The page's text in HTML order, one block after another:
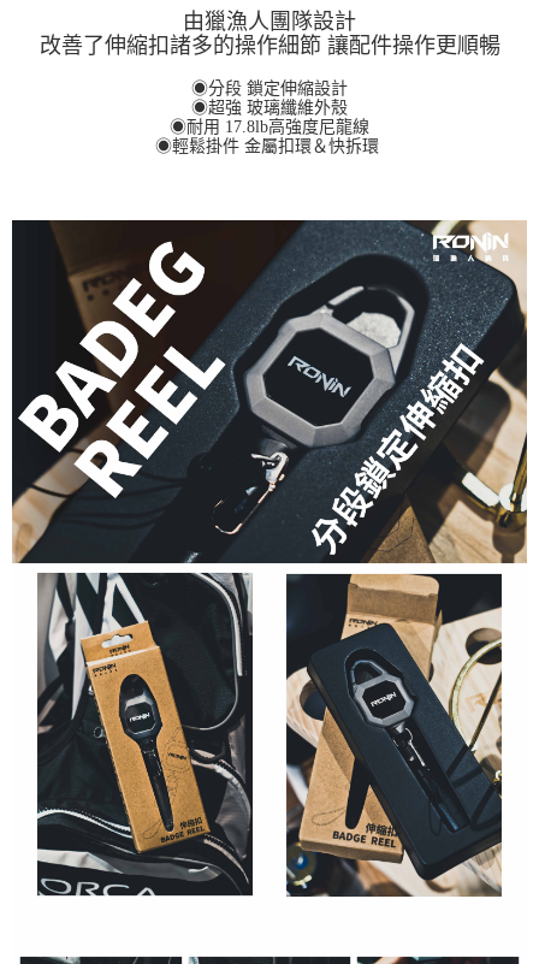
消。如遇「轉專審核」未通過狀況，表示未達大哥付你分期系統評分，恕無
法說明評估內容。
1.分期款項不併入電信帳單，「大哥付你分期」於每月結算日後寄送繳費提
2.透過簡訊連結打開帳單後，可選擇「超商條碼／台灣大直營門市／銀行轉
帳／街口支付／iPASS MONEY」等通路繳費。
1.本服務係由「台灣大哥大股份有限公司」（以下簡稱本公司）所提供，讓
用戶於交易時，得透過本服務購買商品或服務，並由商店將買賣／分期付款
買賣價金債權讓與本公司後，依約使用本公司帳單繳交帳款。
2.基於同意付款使用「大哥付你分期」之契約關係目的，商店將以您的個人
資料（包含姓名、電話或地址）提供予台灣大哥大進項蒐集、處理及利用，
由本公司與您本人進行分期帳單所需資料之確認、核對及更正。
3.完整用戶服務條款，請詳閱以下連結：https://oppay.tw/userRule
１．簡單：不需註冊會員、不需綁卡、不需儲值。
２．便利：只要手機號碼，簡訊認證，即可結帳。
３．安心：先確認商品／服務後，再付款。
【「AFTEE先享後付」結帳流程】
１．於結帳方式選擇「AFTEE先享後付」後，將跳轉至「AFTEE先享後付」
結帳頁面，進行簡訊認證並確認金額後，即可完成結帳。
※ 請注意：結帳手續完成當下不需立刻繳費，但若您需要取消訂單，請聯絡
購買商品的店家。未經商家同意取消之訂單仍視為有效，需透過AFTEE先享
後付繳納相關費用。
※ 交易是否成功請以「AFTEE先享後付 」之結帳頁面顯示為準，若有關於
是否繳費成功／繳費後需取消欲退款等相關疑問，請聯繫「AFTEE先享後付
客戶支援中心」https://netprotections.freshdesk.com/support/home
【注意事項】
１．透過由恩沛科技股份有限公司提供之「AFTEE先享後付」服務完成之交
易，需依本服務之必要範圍內提供個人資料，並將交易相關給付款項請求債
權轉讓予恩沛科技股份有限公司。
２．關於個人資料處理事宜，請瀏覽以下網址：
https://aftee.tw/terms/#terms3
３．未成年的使用者請事先徵得法定代理人或監護人之同意方可使用
「AFTEE先享後付」，若未經同意申辦者引起之損失，本公司不負相關責
任。
４．使用「AFTEE先享後付」時，將依據個別帳號之用戶狀況，依本公司即
時審查核予不同之上限額度；若仍有額度不足之情形，本公司將視審查結果
請求用戶進行身份認證。
５．嚴禁一人註冊多個帳號或使用他人資訊註冊。若發現惡意使用之情形，
恩沛科技股份有限公司將有權停止該用戶之使用額度並採取法律行動。
每筆NT$60，滿NT$1,200(含以上)免運費
7-11取貨付款
每筆NT$60，滿NT$1,200(含以上)免運費
付款後7-11取貨
每筆NT$60，滿NT$1,200(含以上)免運費
一般宅配（門市自取請勿下單，請聯繫客服）
每筆NT$100，滿NT$2,000(含以上)免運費
離島一般宅配
每筆NT$200，滿NT$2,000(含以上)免運費
貨到付款（門市自取請勿下單，請聯繫客服）
每筆NT$200，滿NT$3,000(含以上)免運費
國家/地區配送(**下單前請私訊客服確認實際運費(運費另
計)，訂單才得以成立**)
查看運費
由獵漁人團隊設計
改善了伸縮扣諸多的操作細節 讓配件操作更順暢
◉分段 鎖定伸縮設計
◉超強 玻璃纖維外殼
◉耐用 17.8lb高強度尼龍線
◉輕鬆掛件 金屬扣環＆快拆環